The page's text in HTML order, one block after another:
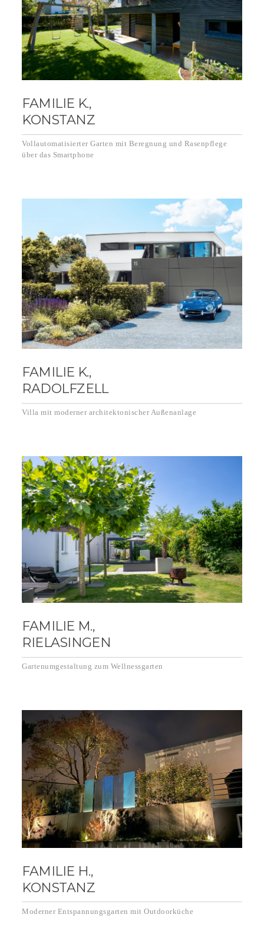
FAMILIE K.,
KONSTANZ
Vollautomatisierter Garten mit Beregnung und Rasenpflege
über das Smartphone
FAMILIE K.,
RADOLFZELL
Villa mit moderner architektonischer Außenanlage
FAMILIE M.,
RIELASINGEN
Gartenumgestaltung zum Wellnessgarten
FAMILIE H.,
KONSTANZ
Moderner Entspannungsgarten mit Outdoorküche